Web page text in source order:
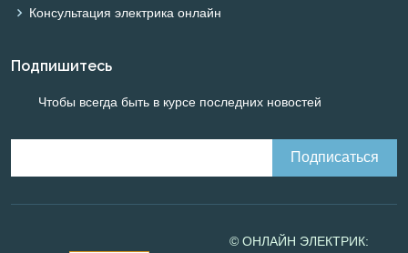
Консультация электрика онлайн
Подпишитесь
Чтобы всегда быть в курсе последних новостей
© ОНЛАЙН ЭЛЕКТРИК: